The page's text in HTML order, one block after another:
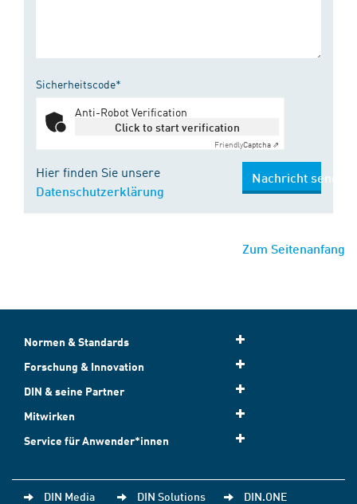
Sicherheitscode*
Anti-Robot Verification
Click to start verification
FriendlyCaptcha ⇗
Hier finden Sie unsere
Datenschutzerklärung
Nachricht senden
Zum Seitenanfang
Normen & Standards
Forschung & Innovation
DIN & seine Partner
Mitwirken
Service für Anwender*innen
DIN Media DIN Solutions DIN.ONE